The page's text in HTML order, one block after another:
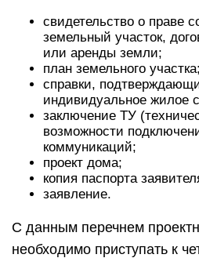
свидетельство о праве
земельный участок,
или аренды земли;
план земельного участка;
справки,
индивидуальное жилое
заключение ТУ
возможности
коммуникаций;
проект дома;
копия паспорта
заявление.
С данным перечнем
необходимо приступать к